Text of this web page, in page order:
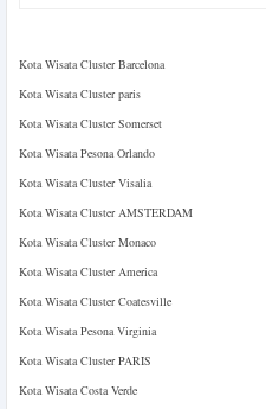
Kota Wisata Cluster Barcelona
Kota Wisata Cluster paris
Kota Wisata Cluster Somerset
Kota Wisata Pesona Orlando
Kota Wisata Cluster Visalia
Kota Wisata Cluster AMSTERDAM
Kota Wisata Cluster Monaco
Kota Wisata Cluster America
Kota Wisata Cluster Coatesville
Kota Wisata Pesona Virginia
Kota Wisata Cluster PARIS
Kota Wisata Costa Verde